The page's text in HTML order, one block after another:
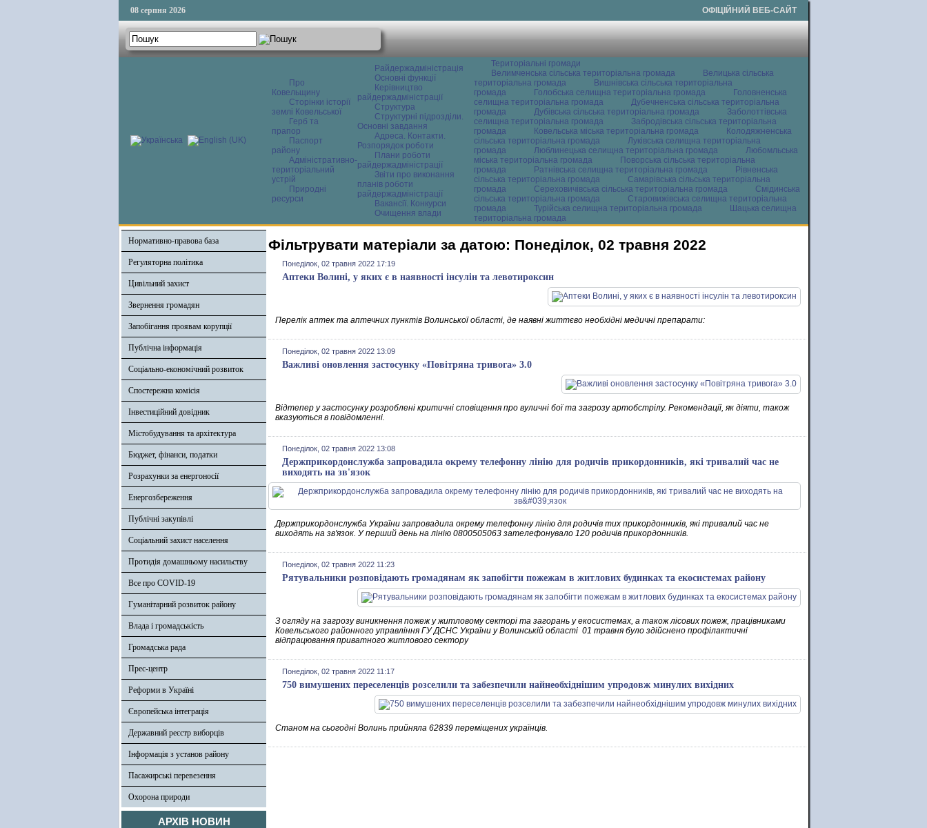
08 серпня 2026 ОФІЦІЙНИЙ ВЕБ-САЙТ
Про
Ковельщину
Сторінки історії
землі Ковельської
Герб та
прапор
Паспорт
району
Адміністративно-
територіальний
устрій
Природні
ресурси
Райдержадміністрація
Основні функції
Керівництво
райдержадміністрації
Структура
Структурні підрозділи.
Основні завдання
Адреса. Контакти.
Розпорядок роботи
Плани роботи
райдержадміністрації
Звіти про виконання
планів роботи
райдержадміністрації
Вакансії. Конкурси
Очищення влади
Територіальні громади
Велимченська сільська територіальна громада
Велицька сільська
територіальна громада
Вишнівська сільська територіальна
громада
Голобська селищна територіальна громада
Головненська
селищна територіальна громада
Дубечненська сільська територіальна
громада
Дубівська сільська територіальна громада
Заболоттівська
селищна територіальна громада
Забродівська сільська територіальна
громада
Ковельська міська територіальна громада
Колодяжненська
сільська територіальна громада
Луківська селищна територіальна
громада
Люблинецька селищна територіальна громада
Любомльська
міська територіальна громада
Поворська сільська територіальна
громада
Ратнівська селищна територіальна громада
Рівненська
сільська територіальна громада
Самарівська сільська територіальна
громада
Сереховичівська сільська територіальна громада
Смідинська
сільська територіальна громада
Старовижівська селищна територіальна
громада
Турійська селищна територіальна громада
Шацька селищна
територіальна громада
Нормативно-правова база
Регуляторна політика
Цивільний захист
Звернення громадян
Запобігання проявам корупції
Публічна інформація
Соціально-економічний розвиток
Спостережна комісія
Інвестиційний довідник
Містобудування та архітектура
Бюджет, фінанси, податки
Розрахунки за енергоносії
Енергозбереження
Публічні закупівлі
Соціальний захист населення
Протидія домашньому насильству
Все про COVID-19
Гуманітарний розвиток району
Влада і громадськість
Громадська рада
Прес-центр
Реформи в Україні
Європейська інтеграція
Державний реєстр виборців
Інформація з установ району
Пасажирські перевезення
Охорона природи
АРХІВ НОВИН
Фільтрувати матеріали за датою: Понеділок, 02 травня 2022
Понеділок, 02 травня 2022 17:19
Аптеки Волині, у яких є в наявності інсулін та левотироксин
Перелік аптек та аптечних пунктів Волинської області, де наявні життєво необхідні медичні препарати:
Понеділок, 02 травня 2022 13:09
Важливі оновлення застосунку «Повітряна тривога» 3.0
Відтепер у застосунку розроблені критичні сповіщення про вуличні бої та загрозу артобстрілу. Рекомендації, як діяти, також
вказуються в повідомленні.
Понеділок, 02 травня 2022 13:08
Держприкордонслужба запровадила окрему телефонну лінію для родичів прикордонників, які тривалий час не
виходять на зв'язок
Держприкордонслужба України запровадила окрему телефонну лінію для родичів тих прикордонників, які тривалий час не
виходять на зв'язок. У перший день на лінію 0800505063 зателефонувало 120 родичів прикордонників.
Понеділок, 02 травня 2022 11:23
Рятувальники розповідають громадянам як запобігти пожежам в житлових будинках та екосистемах району
З огляду на загрозу виникнення пожеж у житловому секторі та загорань у екосистемах, а також лісових пожеж, працівниками
Ковельського районного управління ГУ ДСНС України у Волинській області 01 травня було здійснено профілактичні
відпрацювання приватного житлового сектору
Понеділок, 02 травня 2022 11:17
750 вимушених переселенців розселили та забезпечили найнеобхіднішим упродовж минулих вихідних
Станом на сьогодні Волинь прийняла 62839 переміщених українців.